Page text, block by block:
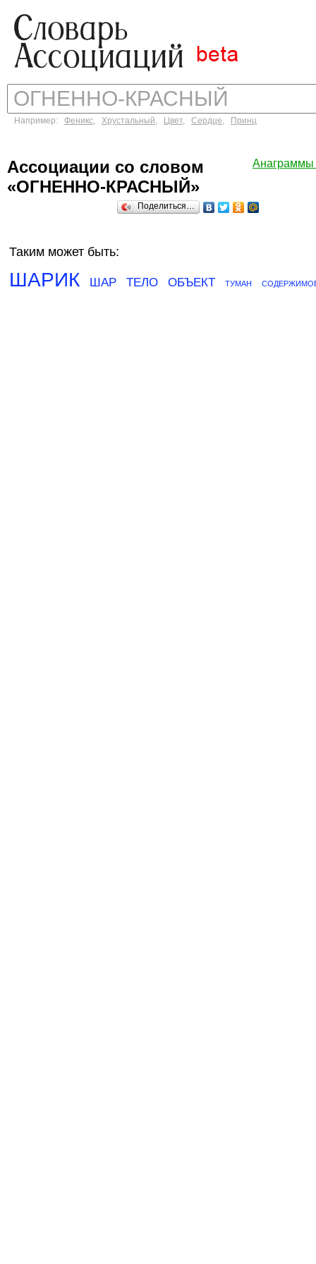
Например: Феникс, Хрустальный, Цвет, Сердце, Принц
Ассоциации со словом
«ОГНЕННО-КРАСНЫЙ»
Поделиться…
Таким может быть:
ШАРИК ШАР ТЕЛО ОБЪЕКТ ТУМАН